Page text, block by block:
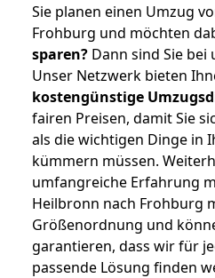
Sie planen einen Umzug
Frohburg und möchten
sparen? Dann sind Sie
Unser Netzwerk bieten
kostengünstige
fairen Preisen, damit Sie
als die wichtigen Dinge in
kümmern müssen.
umfangreiche Erfahrung
Heilbronn nach Frohburg
Größenordnung und
garantieren, dass wir für
passende Lösung finden